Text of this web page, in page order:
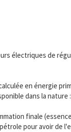
électriques de
en énergie
dans la
finale
pour avoir de